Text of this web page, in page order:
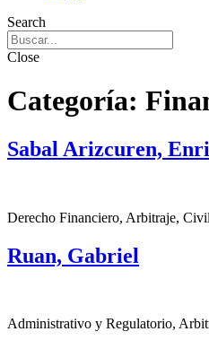
Search
Close
Categoría:
Sabal Arizcuren,
Derecho Financiero, Arbitraje,
Ruan, Gabriel
Administrativo y Regulatorio,